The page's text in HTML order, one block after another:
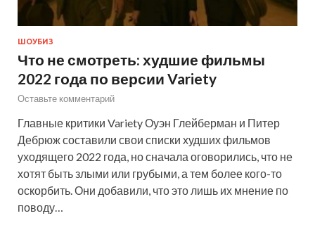
ШОУБИЗ
Что не смотреть: худшие фильмы
2022 года по версии Variety
Оставьте комментарий
Главные критики Variety Оуэн Глейберман и Питер
Дебрюж составили свои списки худших фильмов
уходящего 2022 года, но сначала оговорились, что не
хотят быть злыми или грубыми, а тем более кого-то
оскорбить. Они добавили, что это лишь их мнение по
поводу…